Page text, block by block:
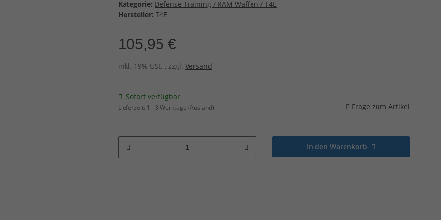
Kategorie: Defense Training / RAM Waffen / T4E
Hersteller: T4E
105,95 €
inkl. 19% USt. , zzgl. Versand
Sofort verfügbar
Lieferzeit: 1 - 3 Werktage (Ausland) Frage zum Artikel
In den Warenkorb